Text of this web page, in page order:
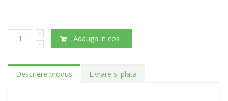
Adauga in cos
Descriere produs Livrare si plata